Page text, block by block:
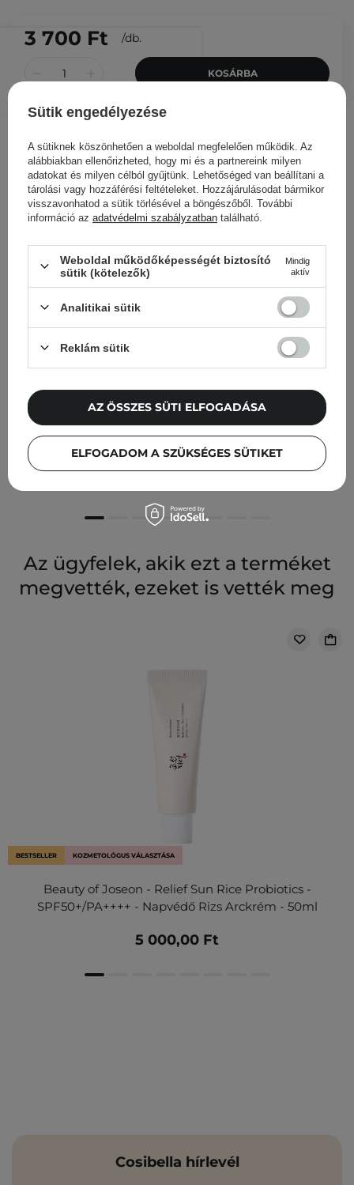
3 700 Ft /db.
KOSÁRBA
Más ügyfeleink ezeket is
Nacomi - Dermo - Gyengéd Tisztító Emulzió Atópiás,
Száraz és Irritált Bőrre - 150ml
Az ügyfelek, akik ezt a terméket
megvették, ezeket is vették meg
BESTSELLER KOZMETOLÓGUS VÁLASZTÁSA
Beauty of Joseon - Relief Sun Rice Probiotics -
SPF50+/PA++++ - Napvédő Rizs Arckrém - 50ml
5 000,00 Ft
Cosibella hírlevél
Sütik engedélyezése
A sütiknek köszönhetően a weboldal megfelelően működik. Az
alábbiakban ellenőrizheted, hogy mi és a partnereink milyen
adatokat és milyen célból gyűjtünk. Lehetőséged van beállítani a
tárolási vagy hozzáférési feltételeket. Hozzájárulásodat bármikor
visszavonhatod a sütik törlésével a böngészőből. További
információ az adatvédelmi szabályzatban található.
Weboldal működőképességét biztosító
sütik (kötelezők)
Mindig
aktív
Analitikai sütik
Reklám sütik
ELFOGADOM A SZÜKSÉGES SÜTIKET
AZ ÖSSZES SÜTI ELFOGADÁSA